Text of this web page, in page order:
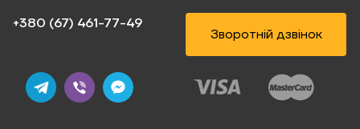
+380 (67) 461-77-49‬
Зворотній дзвінок